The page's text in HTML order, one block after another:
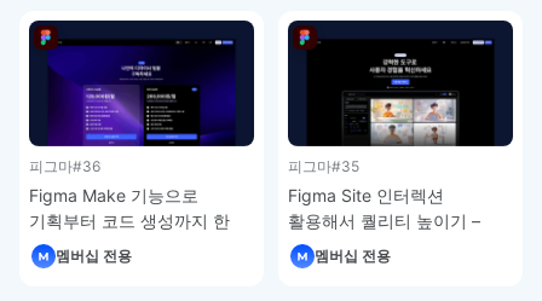
피그마#36
Figma Make 기능으로
기획부터 코드 생성까지 한
번에 – 피그마 강좌 4-7
멤버십 전용
피그마#35
Figma Site 인터렉션
활용해서 퀄리티 높이기 –
피그마 강좌 4-6
멤버십 전용